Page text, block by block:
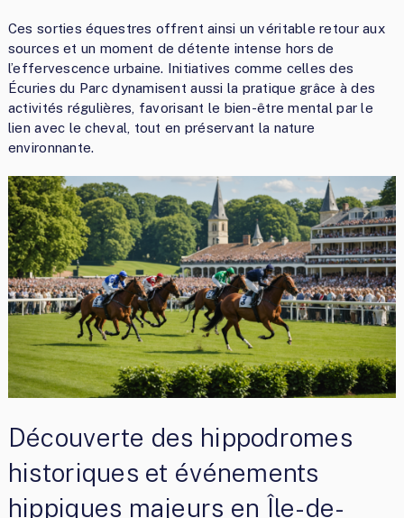
Ces sorties équestres offrent ainsi un véritable retour aux
sources et un moment de détente intense hors de
l’effervescence urbaine. Initiatives comme celles des
Écuries du Parc dynamisent aussi la pratique grâce à des
activités régulières, favorisant le bien-être mental par le
lien avec le cheval, tout en préservant la nature
environnante.
Découverte des hippodromes
historiques et événements
hippiques majeurs en Île-de-